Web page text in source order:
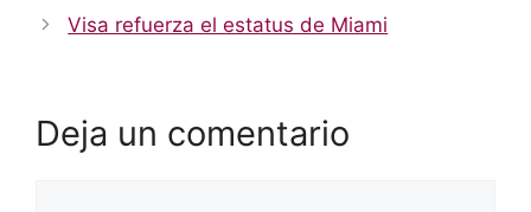
Visa refuerza el estatus de Miami
Deja un comentario